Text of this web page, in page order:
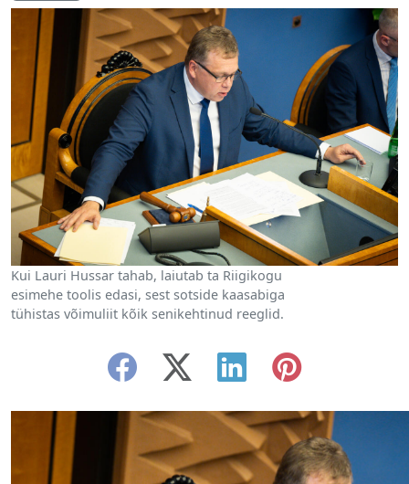
Kui Lauri Hussar tahab, laiutab ta Riigikogu
esimehe toolis edasi, sest sotside kaasabiga
tühistas võimuliit kõik senikehtinud reeglid.